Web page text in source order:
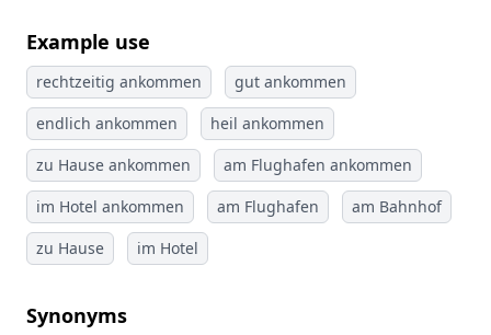
Example use
rechtzeitig ankommen
gut ankommen
endlich ankommen
heil ankommen
zu Hause ankommen
am Flughafen ankommen
im Hotel ankommen
am Flughafen
am Bahnhof
zu Hause
im Hotel
Synonyms